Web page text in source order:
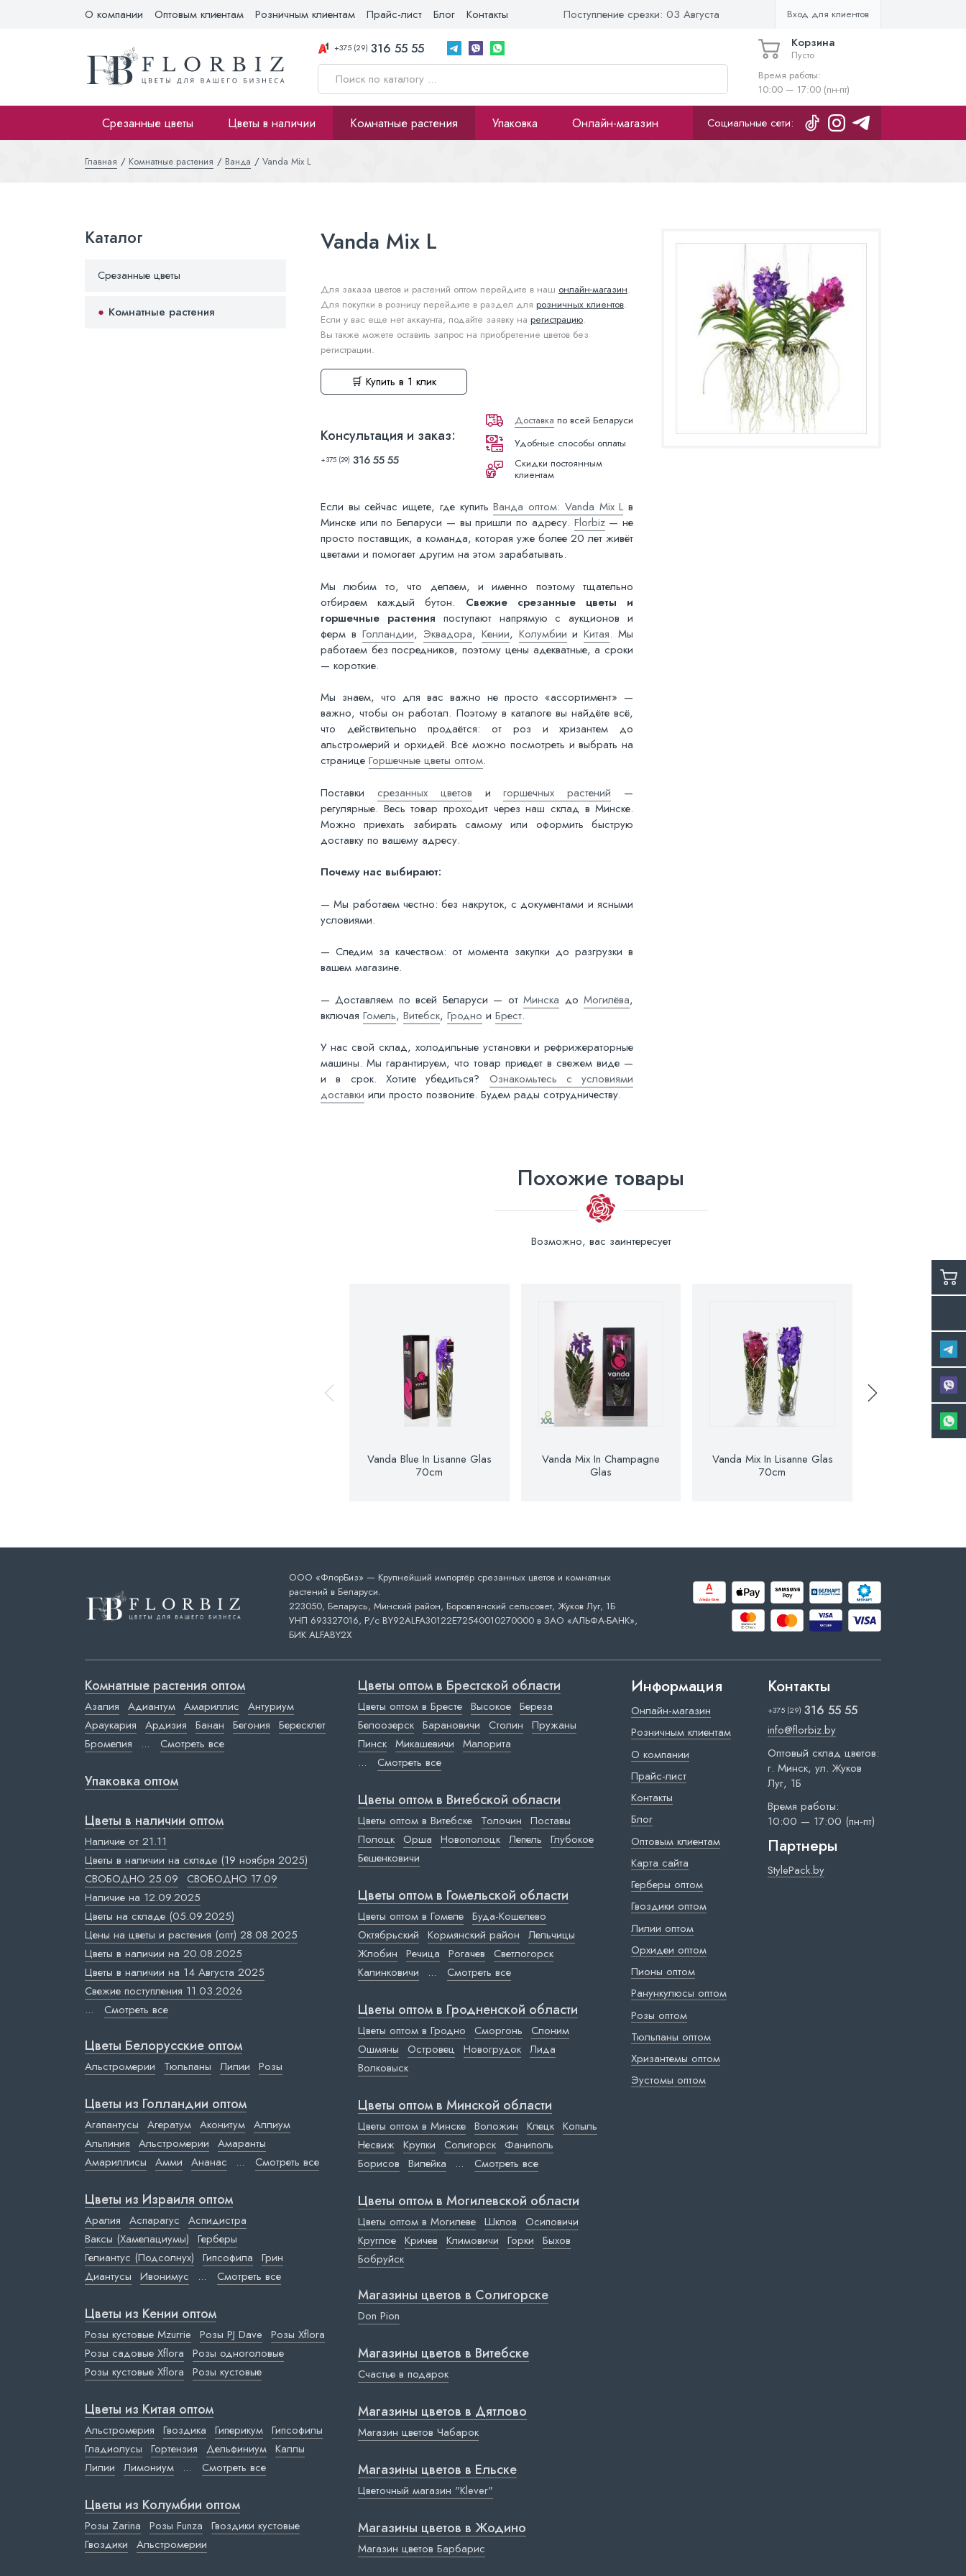
О компании Оптовым клиентам Розничным клиентам Прайс-лист Блог Контакты Поступление срезки: 03 Августа Вход для клиентов
+375 (29) 316 55 55 Корзина
Пусто
Время работы:
10:00 — 17:00 (пн-пт)
Срезанные цветы Цветы в наличии Комнатные растения Упаковка Онлайн-магазин Социальные сети:
Главная Комнатные растения Ванда Vanda Mix L
Каталог
Срезанные цветы
Комнатные растения
Vanda Mix L
Для заказа цветов и растений оптом перейдите в наш онлайн-магазин.
Для покупки в розницу перейдите в раздел для розничных клиентов.
Если у вас еще нет аккаунта, подайте заявку на регистрацию.
Вы также можете оставить запрос на приобретение цветов без
регистрации.
🛒 Купить в 1 клик
Консультация и заказ:
+375 (29) 316 55 55
Доставка по всей Беларуси
Удобные способы оплаты
Скидки постоянным
клиентам
Если вы сейчас ищете, где купитьВанда оптом: Vanda Mix L в
Минске или по Беларуси — вы пришли по адресу. Florbiz— не
просто поставщик, а команда, которая уже более 20 лет живёт
цветами и помогает другим на этом зарабатывать.
Мы любим то, что делаем, и именно поэтому тщательно
отбираем каждый бутон. Свежие срезанные цветы и
горшечные растения поступают напрямую с аукционов и
ферм в Голландии, Эквадора, Кении, Колумбии иКитая. Мы
работаем без посредников, поэтому цены адекватные, а сроки
— короткие.
Мы знаем, что для вас важно не просто «ассортимент» —
важно, чтобы он работал. Поэтому в каталоге вы найдёте всё,
что действительно продаётся: от роз и хризантем до
альстромерий и орхидей. Всё можно посмотреть и выбрать на
странице Горшечные цветы оптом.
Поставки срезанных цветов игоршечных растений —
регулярные. Весь товар проходит через наш склад в Минске.
Можно приехать забирать самому или оформить быструю
доставку по вашему адресу.
Почему нас выбирают:
— Мы работаем честно: без накруток, с документами и ясными
условиями.
— Следим за качеством: от момента закупки до разгрузки в
вашем магазине.
— Доставляем по всей Беларуси — отМинска доМогилёва,
включая Гомель, Витебск, Гродно и Брест.
У нас свой склад, холодильные установки и рефрижераторные
машины. Мы гарантируем, что товар приедет в свежем виде —
и в срок. Хотите убедиться? Ознакомьтесь с условиями
доставки или просто позвоните. Будем рады сотрудничеству.
Похожие товары
Возможно, вас заинтересует
Vanda Blue In Lisanne Glas
70cm
Vanda Mix In Champagne
Glas
Vanda Mix In Lisanne Glas
70cm
ООО «ФлорБиз» — Крупнейший импортёр срезанных цветов и комнатных
растений в Беларуси.
223050, Беларусь, Минский район, Боровлянский сельсовет, Жуков Луг, 1Б
УНП 693327016, Р/с BY92ALFA30122E72540010270000 в ЗАО «АЛЬФА-БАНК»,
БИК ALFABY2X
Комнатные растения оптом
Азалия Адиантум Амариллис Антуриум
Араукария Ардизия Банан Бегония Бересклет
Бромелия
... Смотреть все
Упаковка оптом
Цветы в наличии оптом
Наличие от 21.11
Цветы в наличии на складе (19 ноября 2025)
СВОБОДНО 25.09 СВОБОДНО 17.09
Наличие на 12.09.2025
Цветы на складе (05.09.2025)
Цены на цветы и растения (опт) 28.08.2025
Цветы в наличии на 20.08.2025
Цветы в наличии на 14 Августа 2025
Свежие поступления 11.03.2026
... Смотреть все
Цветы Белорусские оптом
Альстромерии Тюльпаны Лилии Розы
Цветы из Голландии оптом
Агапантусы Агератум Аконитум Аллиум
Альпиния Альстромерии Амаранты
Амариллисы Амми Ананас ... Смотреть все
Цветы из Израиля оптом
Аралия Аспарагус Аспидистра
Ваксы (Хамелациумы) Герберы
Гелиантус (Подсолнух) Гипсофила Грин
Диантусы Ивонимус ... Смотреть все
Цветы из Кении оптом
Розы кустовые Mzurrie Розы PJ Dave Розы Xflora
Розы садовые Xflora Розы одноголовые
Розы кустовые Xflora Розы кустовые
Цветы из Китая оптом
Альстромерия Гвоздика Гиперикум Гипсофилы
Гладиолусы Гортензия Дельфиниум Каллы
Лилии Лимониум ... Смотреть все
Цветы из Колумбии оптом
Розы Zarina Розы Funza Гвоздики кустовые
Гвоздики Альстромерии
Цветы оптом в Брестской области
Цветы оптом в Бресте Высокое Береза
Белоозерск Барановичи Столин Пружаны
Пинск Микашевичи Малорита
... Смотреть все
Цветы оптом в Витебской области
Цветы оптом в Витебске Толочин Поставы
Полоцк Орша Новополоцк Лепель Глубокое
Бешенковичи
Цветы оптом в Гомельской области
Цветы оптом в Гомеле Буда-Кошелево
Октябрьский Кормянский район Лельчицы
Жлобин Речица Рогачев Светлогорск
Калинковичи
... Смотреть все
Цветы оптом в Гродненской области
Цветы оптом в Гродно Сморгонь Слоним
Ошмяны Островец Новогрудок Лида
Волковыск
Цветы оптом в Минской области
Цветы оптом в Минске Воложин Клецк Копыль
Несвиж Крупки Солигорск Фаниполь
Борисов Вилейка ... Смотреть все
Цветы оптом в Могилевской области
Цветы оптом в Могилеве Шклов Осиповичи
Круглое Кричев Климовичи Горки Быхов
Бобруйск
Магазины цветов в Cолигорске
Don Pion
Магазины цветов в Витебске
Счастье в подарок
Магазины цветов в Дятлово
Магазин цветов Чабарок
Магазины цветов в Ельске
Цветочный магазин "Klever"
Магазины цветов в Жодино
Магазин цветов Барбарис
Информация
Онлайн-магазин
Розничным клиентам
О компании
Прайс-лист
Контакты
Блог
Оптовым клиентам
Карта сайта
Герберы оптом
Гвоздики оптом
Лилии оптом
Орхидеи оптом
Пионы оптом
Ранункулюсы оптом
Розы оптом
Тюльпаны оптом
Хризантемы оптом
Эустомы оптом
Контакты
+375 (29) 316 55 55
info@florbiz.by
Оптовый склад цветов:
г. Минск, ул. Жуков
Луг, 1Б
Время работы:
10:00 — 17:00 (пн-пт)
Партнеры
StylePack.by